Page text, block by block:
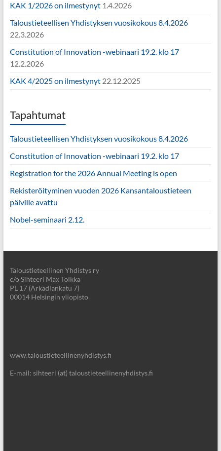
KAK 1/2026 on ilmestynyt1.4.2026
Taloustieteellisen Yhdistyksen vuosikokous 8.4.2026
22.3.2026
Constitution of Innovation -webinaari 19.2. klo 17
12.2.2026
KAK 4/2025 on ilmestynyt22.12.2025
Tapahtumat
Taloustieteellisen Yhdistyksen vuosikokous 8.4.2026
Constitution of Innovation -webinaari 19.2. klo 17
Registration for the 2026 Annual Meeting is open
Rekisteröityminen vuoden 2026 Kansantaloustieteen
päiville avattu
Nobel-seminaari 2.12.
Taloustieteellinen Yhdistys ry
c/o Sihteeri Max Toikka
PL 17 (Arkadiankatu 7)
00014 Helsingin yliopisto
www.taloustieteellinenyhdistys.fi
E-mail: sihteeri (at) taloustieteellinenyhdistys.fi